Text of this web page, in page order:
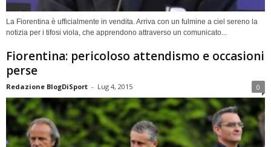
La Fiorentina è ufficialmente in vendita. Arriva con un fulmine a ciel sereno la
notizia per i tifosi viola, che apprendono attraverso un comunicato...
Fiorentina: pericoloso attendismo e occasioni
perse
Redazione BlogDiSport - Lug 4, 2015 0